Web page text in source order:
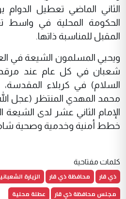
الثاني الماضي تعطيل
الحكومة المحلية في واسط
المقبل للمناسبة ذاتها.
ويحيي المسلمون الشيعة في
شعبان في كل عام عند مرقد
السلام) في كربلاء
محمد المهدي المنتظر (عجل
الإمام الثاني عشر لدى الشيعة
خطط أمنية وخدمية وصحية
كلمات مفتاحية
ذي قار محافظة ذي قار الزيارة
مجلس محافظة ذي قار
عطلة محلية